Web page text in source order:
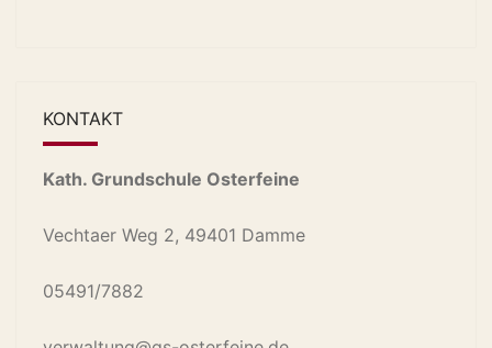
KONTAKT
Kath. Grundschule Osterfeine
Vechtaer Weg 2, 49401 Damme
05491/7882